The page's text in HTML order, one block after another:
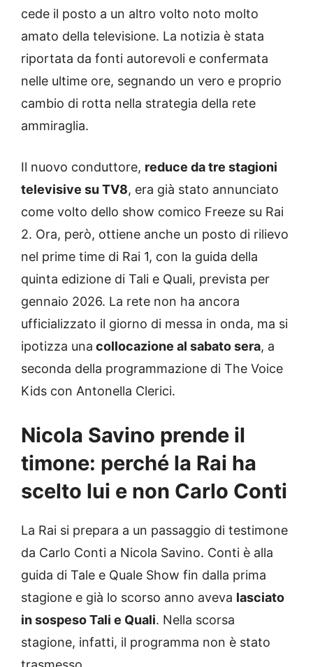
cede il posto a un altro volto noto molto
amato della televisione. La notizia è stata
riportata da fonti autorevoli e confermata
nelle ultime ore, segnando un vero e proprio
cambio di rotta nella strategia della rete
ammiraglia.
Il nuovo conduttore, reduce da tre stagioni
televisive su TV8, era già stato annunciato
come volto dello show comico Freeze su Rai
2. Ora, però, ottiene anche un posto di rilievo
nel prime time di Rai 1, con la guida della
quinta edizione di Tali e Quali, prevista per
gennaio 2026. La rete non ha ancora
ufficializzato il giorno di messa in onda, ma si
ipotizza una collocazione al sabato sera, a
seconda della programmazione di The Voice
Kids con Antonella Clerici.
Nicola Savino prende il
timone: perché la Rai ha
scelto lui e non Carlo Conti
La Rai si prepara a un passaggio di testimone
da Carlo Conti a Nicola Savino. Conti è alla
guida di Tale e Quale Show fin dalla prima
stagione e già lo scorso anno aveva lasciato
in sospeso Tali e Quali. Nella scorsa
stagione, infatti, il programma non è stato